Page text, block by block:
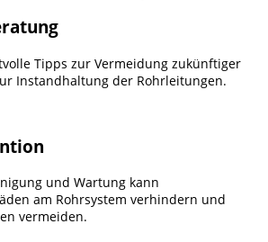
Tipps zur Vermeidung zukünftiger
Instandhaltung der Rohrleitungen.
und Wartung kann
am Rohrsystem verhindern und
vermeiden.